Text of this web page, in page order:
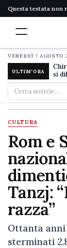
Questa testata non
VENERDÌ 7 AGOSTO
ULTIM'ORA
si
Cerca
nel
sito
CULTURA
Rom e
Tanzj:
razza”
Ottanta anni
sterminati